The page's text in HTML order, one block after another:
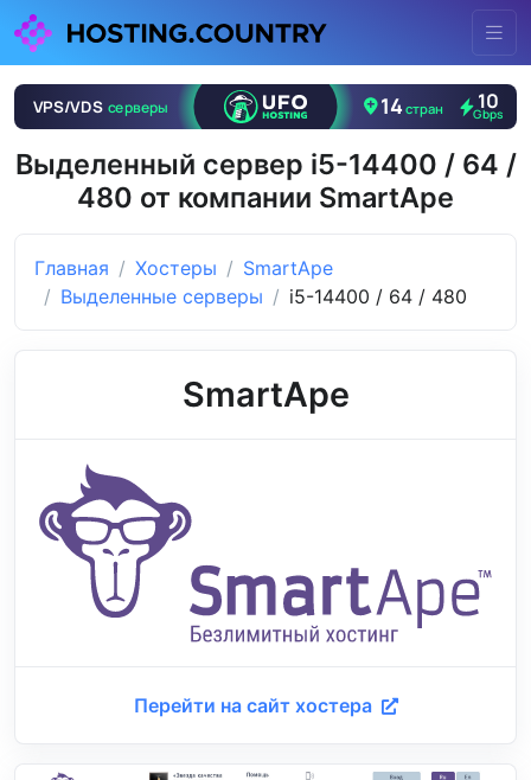
Выделенный сервер i5-14400 / 64 /
480 от компании SmartApe
Главная Хостеры
SmartApe
Выделенные серверы
i5-14400 / 64 / 480
SmartApe
Перейти на сайт хостера